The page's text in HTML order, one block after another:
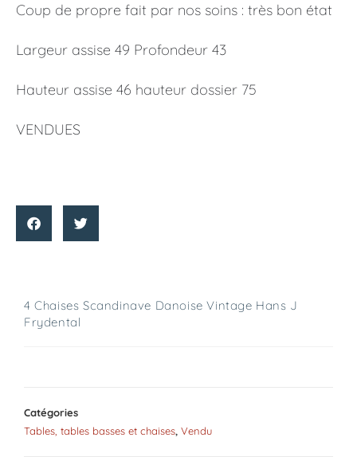
Coup de propre fait par nos soins : très bon état
Largeur assise 49 Profondeur 43
Hauteur assise 46 hauteur dossier 75
VENDUES
4 Chaises Scandinave Danoise Vintage Hans J
Frydental
Catégories
Tables, tables basses et chaises, Vendu